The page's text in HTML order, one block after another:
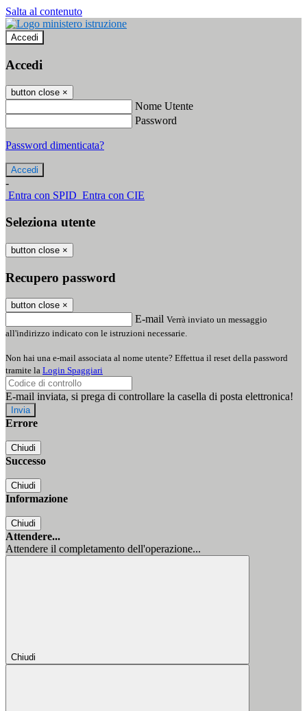
Salta al contenuto
Accedi
Accedi
button close ×
Nome Utente
Password
Password dimenticata?
-
Entra con SPID Entra con CIE
Seleziona utente
button close ×
Recupero password
button close ×
E-mail Verrà inviato un messaggio
all'indirizzo indicato con le istruzioni necessarie.
Non hai una e-mail associata al nome utente? Effettua il reset della password
tramite la Login Spaggiari
E-mail inviata, si prega di controllare la casella di posta elettronica!
Errore
Chiudi
Successo
Chiudi
Informazione
Chiudi
Attendere...
Attendere il completamento dell'operazione...
Chiudi